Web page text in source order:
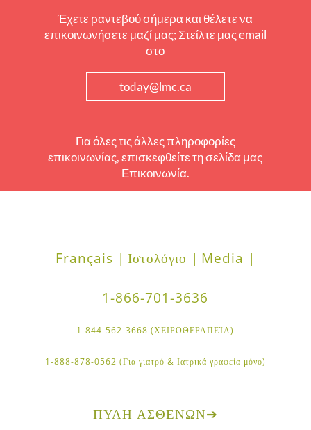
Έχετε ραντεβού σήμερα και θέλετε να
επικοινωνήσετε μαζί μας; Στείλτε μας email
στο
today@lmc.ca
Για όλες τις άλλες πληροφορίες
επικοινωνίας, επισκεφθείτε τη σελίδα μας
Επικοινωνία.
Français | Ιστολόγιο | Media |
1-866-701-3636
1-844-562-3668 (ΧΕΙΡΟΘΕΡΑΠΕΊΑ)
1-888-878-0562 (Για γιατρό & Ιατρικά γραφεία μόνο)
ΠΎΛΗ ΑΣΘΕΝΏΝ➔